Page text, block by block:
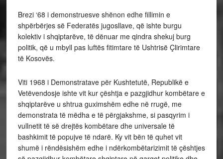
Brezi ‘68 i demonstruesve shënon edhe fillimin e
shpërbërjes së Federatës jugosllave, që ishte burgu
kolektiv i shqiptarëve, të dënuar me qindra shekuj burg
politik, që u mbyll pas luftës fitimtare të Ushtrisë Çlirimtare
të Kosovës.
Viti 1968 i Demonstratave për Kushtetutë, Republikë e
Vetëvendosje ishte vit kur çështja e pazgjidhur kombëtare e
shqiptarëve u shtrua guximshëm edhe në rrugë, me
demonstrata të mëdha e të përgjakshme, si pasqyrim i
vullnetit të së drejtës kombëtare dhe universale të
bashkimit të popujve të ndarë. Ky vit bën të quhet vit
shumë i rëndësishëm edhe i ndërkombëtarizimit të çështjes